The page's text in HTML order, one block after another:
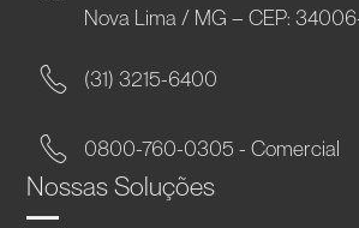
Nova Lima / MG – CEP:
(31) 3215-6400
0800-760-0305 - Comercial
Nossas Soluções